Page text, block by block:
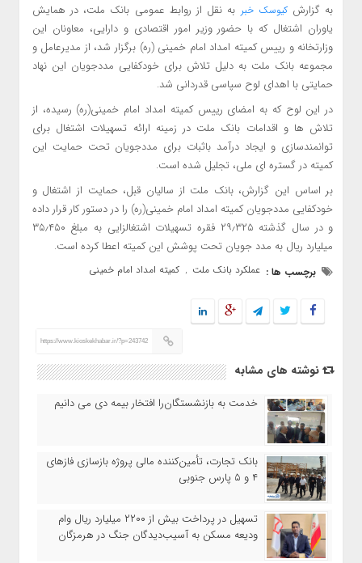
به گزارشکیوسک خبر به نقل از روابط عمومی بانک ملت، در همایش
یاوران اشتغال که با حضور وزیر امور اقتصادی و دارایی، معاونان این
وزارتخانه و رییس کمیته امداد امام خمینی (ره) برگزار شد، از مدیرعامل و
مجموعه بانک ملت به دلیل تلاش برای خودکفایی مددجویان این نهاد
حمایتی با اهدای لوح سپاسی قدردانی شد.
در این لوح که به امضای رییس کمیته امداد امام خمینی(ره) رسیده، از
تلاش ها و اقدامات بانک ملت در زمینه ارائه تسهیلات اشتغال برای
توانمندسازی و ایجاد درآمد باثبات برای مددجویان تحت حمایت این
کمیته در گستره ای ملی، تجلیل شده است.
بر اساس این گزارش، بانک ملت از سالیان قبل، حمایت از اشتغال و
خودکفایی مددجویان کمیته امداد امام خمینی(ره) را در دستور کار قرار داده
و در سال گذشته ۲۹٫۳۲۵ فقره تسهیلات اشتغالزایی به مبلغ ۳۵٫۴۵۰
میلیارد ریال به مدد جویان تحت پوشش این کمیته اعطا کرده است.
برچسب ها : عملکرد بانک ملت , کمیته امداد امام خمینی
https://www.kioskekhabar.ir/?p=243742
نوشته های مشابه
خدمت به بازنشستگان‌را افتخار بیمه دی می دانیم
بانک تجارت، تأمین‌کننده مالی پروژه بازسازی فازهای
۴ و ۵ پارس جنوبی
تسهیل در پرداخت بیش از ۲۲۰۰ میلیارد ریال وام
ودیعه مسکن به آسیب‌دیدگان جنگ در هرمزگان